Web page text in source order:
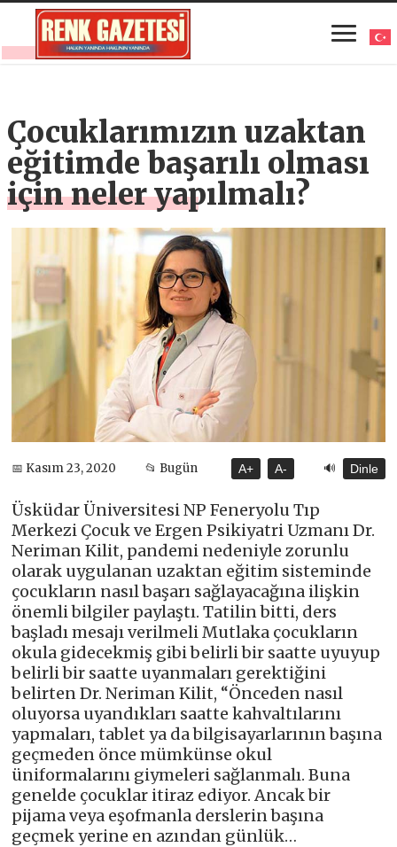
Çocuklarımızın uzaktan
eğitimde başarılı olması
için neler yapılmalı?
📅 Kasım 23, 2020 📂 Bugün A+ A- 🔊 Dinle
Üsküdar Üniversitesi NP Feneryolu Tıp
Merkezi Çocuk ve Ergen Psikiyatri Uzmanı Dr.
Neriman Kilit, pandemi nedeniyle zorunlu
olarak uygulanan uzaktan eğitim sisteminde
çocukların nasıl başarı sağlayacağına ilişkin
önemli bilgiler paylaştı. Tatilin bitti, ders
başladı mesajı verilmeli Mutlaka çocukların
okula gidecekmiş gibi belirli bir saatte uyuyup
belirli bir saatte uyanmaları gerektiğini
belirten Dr. Neriman Kilit, “Önceden nasıl
oluyorsa uyandıkları saatte kahvaltılarını
yapmaları, tablet ya da bilgisayarlarının başına
geçmeden önce mümkünse okul
üniformalarını giymeleri sağlanmalı. Buna
genelde çocuklar itiraz ediyor. Ancak bir
pijama veya eşofmanla derslerin başına
geçmek yerine en azından günlük…